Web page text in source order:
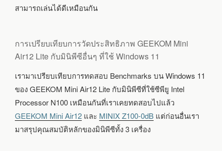
สามารถเล่นได้ดีเหมือนกัน
การเปรียบเทียบการวัดประสิทธิภาพ GEEKOM Mini
Air12 Lite กับมินิพีซีอื่นๆ ที่ใช้ Windows 11
เรามาเปรียบเทียบการทดสอบ Benchmarks บน Windows 11
ของ GEEKOM Mini Air12 Lite กับมินิพีซีที่ใช้ซีพียู Intel
Processor N100 เหมือนกันที่เราเคยทดสอบไปแล้ว
GEEKOM Mini Air12 และ MINIX Z100-0dB แต่ก่อนอื่นเรา
มาสรุปคุณสมบัติหลักของมินิพีซีทั้ง 3 เครื่อง